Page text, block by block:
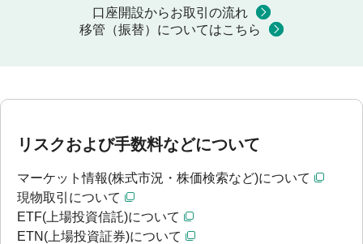
口座開設からお取引の流れ
移管（振替）についてはこちら
リスクおよび手数料などについて
マーケット情報(株式市況・株価検索など)について
現物取引について
ETF(上場投資信託)について
ETN(上場投資証券)について